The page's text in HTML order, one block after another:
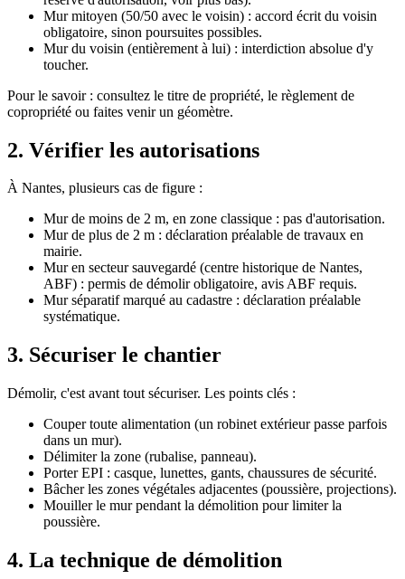
Mur mitoyen (50/50 avec le voisin) : accord écrit du voisin
obligatoire, sinon poursuites possibles.
Mur du voisin (entièrement à lui) : interdiction absolue d'y
toucher.
Pour le savoir : consultez le titre de propriété, le règlement de
copropriété ou faites venir un géomètre.
2. Vérifier les autorisations
À Nantes, plusieurs cas de figure :
Mur de moins de 2 m, en zone classique : pas d'autorisation.
Mur de plus de 2 m : déclaration préalable de travaux en
mairie.
Mur en secteur sauvegardé (centre historique de Nantes,
ABF) : permis de démolir obligatoire, avis ABF requis.
Mur séparatif marqué au cadastre : déclaration préalable
systématique.
3. Sécuriser le chantier
Démolir, c'est avant tout sécuriser. Les points clés :
Couper toute alimentation (un robinet extérieur passe parfois
dans un mur).
Délimiter la zone (rubalise, panneau).
Porter EPI : casque, lunettes, gants, chaussures de sécurité.
Bâcher les zones végétales adjacentes (poussière, projections).
Mouiller le mur pendant la démolition pour limiter la
poussière.
4. La technique de démolition